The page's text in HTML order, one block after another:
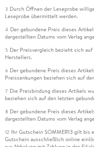
3 Durch Öffnen der Leseprobe
Leseprobe übermittelt werden.
4 Der gebundene Preis dieses
dargestellten Datums vom Verlag
5 Der Preisvergleich bezieht sich
Herstellers.
6 Der gebundene Preis dieses
Preissenkungen beziehen sich auf
7 Die Preisbindung dieses Artikels
beziehen sich auf den letzten
8 Der gebundene Preis dieses
dargestellten Datums vom Verlag
12 Ihr Gutschein SOMMER13 gilt bis
Gutschein ausschließlich online